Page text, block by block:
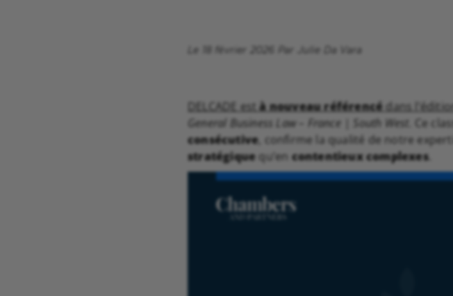
Le 18 février 2026 Par Julie Da Vara
DELCADE està nouveau référencé dans
General Business Law – France | South West . Ce
consécutive , confirme la qualité de notre
stratégique qu’en contentieux complexes.